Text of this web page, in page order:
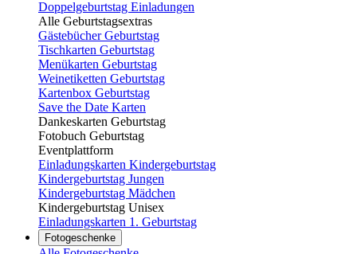
Doppelgeburtstag Einladungen
Alle Geburtstagsextras
Gästebücher Geburtstag
Tischkarten Geburtstag
Menükarten Geburtstag
Weinetiketten Geburtstag
Kartenbox Geburtstag
Save the Date Karten
Dankeskarten Geburtstag
Fotobuch Geburtstag
Eventplattform
Einladungskarten Kindergeburtstag
Kindergeburtstag Jungen
Kindergeburtstag Mädchen
Kindergeburtstag Unisex
Einladungskarten 1. Geburtstag
Fotogeschenke